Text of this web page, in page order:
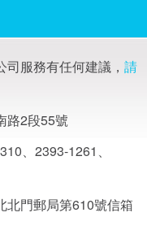
服務有任何建議， 請
路2段55號
、2393-1261、
北門郵局第610號信箱